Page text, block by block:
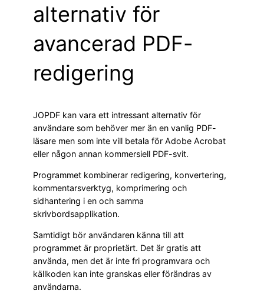
alternativ för
avancerad PDF-
redigering
JOPDF kan vara ett intressant alternativ för
användare som behöver mer än en vanlig PDF-
läsare men som inte vill betala för Adobe Acrobat
eller någon annan kommersiell PDF-svit.
Programmet kombinerar redigering, konvertering,
kommentarsverktyg, komprimering och
sidhantering i en och samma
skrivbordsapplikation.
Samtidigt bör användaren känna till att
programmet är proprietärt. Det är gratis att
använda, men det är inte fri programvara och
källkoden kan inte granskas eller förändras av
användarna.